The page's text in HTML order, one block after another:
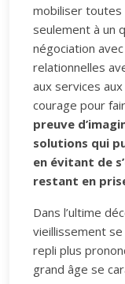
mobiliser toutes
seulement à un
négociation
relationnelles
aux services
courage pour
preuve
solutions qui
en évitant de
restant en
Dans l’ultime
vieillissement
repli plus
grand âge se